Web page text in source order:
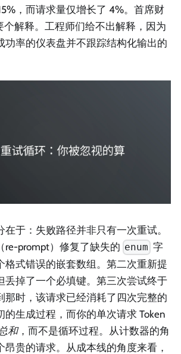
，而请求量仅增长了 4%。首席财
个解释。工程师们给不出解释，因为
功率的仪表盘并不跟踪结构化输出的
于：失败路径并非只有一次重试。
re-prompt）修复了缺失的 enum 字
格式错误的嵌套数组。第二次重新提
丢掉了一个必填键。第三次尝试终于
那时，该请求已经消耗了四次完整的
的生成过程，而你的单次请求 Token
和，而不是循环过程。从计数器的角
昂贵的请求。从成本线的角度来看，